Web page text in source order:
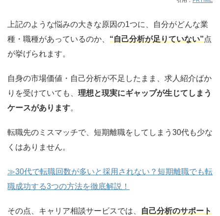
上記のような悩みの大きな原因の1つに、自分がどんな業
種・職種があっているのか、 “自己分析が足りていない”点
が挙げられます。
自身の市場価値・自己分析が不足したまま、求人紹介ばか
りを受けていても、 理想と現実にギャップが生じてしまう
ケースがあります。
転職先のミスマッチで、短期離職をしてしまう30代も少な
くはありません。
≫30代で転職回数が多いと採用されない？短期離職でも転
職成功する3つの方法を徹底解説！
その点、キャリア相談サービスでは、 自己分析のサポート